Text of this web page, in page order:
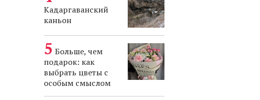
Кадаргаванский
каньон
Больше, чем
подарок: как
выбрать цветы с
особым смыслом